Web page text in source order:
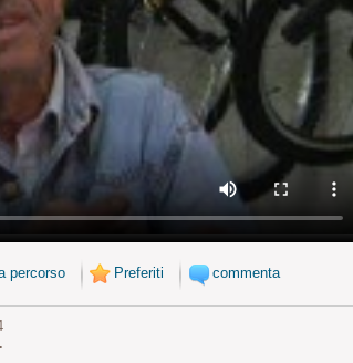
percorso Preferiti commenta